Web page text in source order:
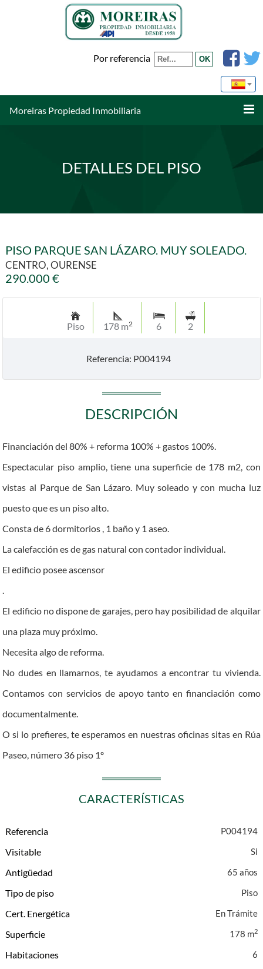
Por referencia
Moreiras Propiedad Inmobiliaria
DETALLES DEL PISO
PISO PARQUE SAN LÁZARO. MUY SOLEADO.
CENTRO, OURENSE
290.000 €
Piso 178 m2 6 2
Referencia: P004194
DESCRIPCIÓN
Financiación del 80% + reforma 100% + gastos 100%.
Espectacular piso amplio, tiene una superficie de 178 m2, con
vistas al Parque de San Lázaro. Muy soleado y con mucha luz
puesto que es un piso alto.
Consta de 6 dormitorios , 1 baño y 1 aseo.
La calefacción es de gas natural con contador individual.
El edificio posee ascensor
.
El edificio no dispone de garajes, pero hay posibilidad de alquilar
una plaza muy próximo.
Necesita algo de reforma.
No dudes en llamarnos, te ayudamos a encontrar tu vivienda.
Contamos con servicios de apoyo tanto en financiación como
documentalmente.
O si lo prefieres, te esperamos en nuestras oficinas sitas en Rúa
Paseo, número 36 piso 1º
CARACTERÍSTICAS
Referencia P004194
Visitable
Antigüedad
65 años
Tipo de piso Piso
Cert. Energética En Trámite
Superficie 178 m2
Habitaciones 6